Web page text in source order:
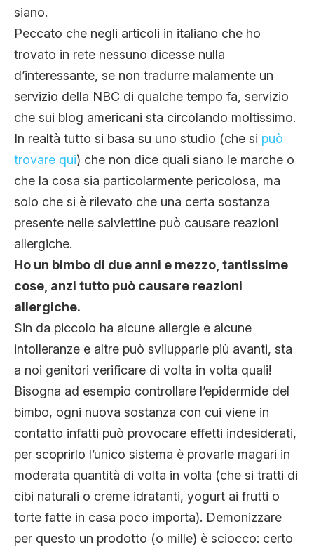
siano.
Peccato che negli articoli in italiano che ho
trovato in rete nessuno dicesse nulla
d’interessante, se non tradurre malamente un
servizio della NBC di qualche tempo fa, servizio
che sui blog americani sta circolando moltissimo.
In realtà tutto si basa su uno studio (che si può
trovare qui) che non dice quali siano le marche o
che la cosa sia particolarmente pericolosa, ma
solo che si è rilevato che una certa sostanza
presente nelle salviettine può causare reazioni
allergiche.
Ho un bimbo di due anni e mezzo, tantissime
cose, anzi tutto può causare reazioni
allergiche.
Sin da piccolo ha alcune allergie e alcune
intolleranze e altre può svilupparle più avanti, sta
a noi genitori verificare di volta in volta quali!
Bisogna ad esempio controllare l’epidermide del
bimbo, ogni nuova sostanza con cui viene in
contatto infatti può provocare effetti indesiderati,
per scoprirlo l’unico sistema è provarle magari in
moderata quantità di volta in volta (che si tratti di
cibi naturali o creme idratanti, yogurt ai frutti o
torte fatte in casa poco importa). Demonizzare
per questo un prodotto (o mille) è sciocco: certo